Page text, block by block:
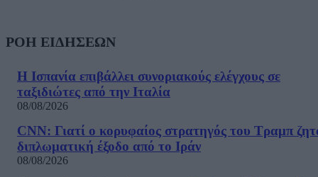
ΡΟΗ ΕΙΔΗΣΕΩΝ
Η Ισπανία επιβάλλει συνοριακούς ελέγχους σε
ταξιδιώτες από την Ιταλία
08/08/2026
CNN: Γιατί ο κορυφαίος στρατηγός του Τραμπ
διπλωματική έξοδο από το Ιράν
08/08/2026